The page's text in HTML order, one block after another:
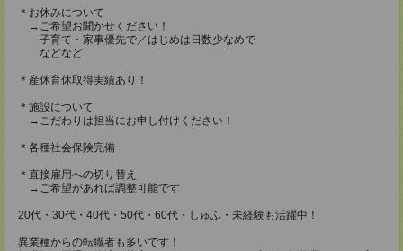
＊お休みについて
→ご希望お聞かせください！
子育て・家事優先で／はじめは日数少なめで
などなど
＊産休育休取得実績あり！
＊施設について
→こだわりは担当にお申し付けください！
＊各種社会保険完備
＊直接雇用への切り替え
→ご希望があれば調整可能です
20代・30代・40代・50代・60代・しゅふ・未経験も活躍中！
異業種からの転職者も多いです！